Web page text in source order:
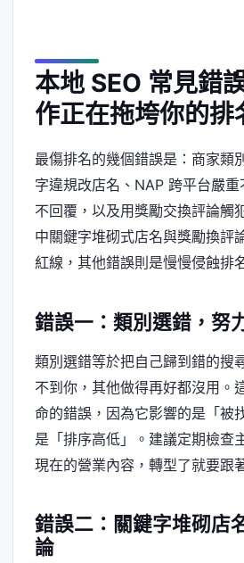
本地 SEO 常見錯
作正在拖垮你的排
最傷排名的幾個錯誤是：商家類
字違規改店名、NAP 跨平台嚴
不回覆，以及用獎勵交換評論觸
中關鍵字堆砌式店名與獎勵換評
紅線，其他錯誤則是慢慢侵蝕排
錯誤一：類別選錯，努
類別選錯等於把自己歸到錯的搜
不到你，其他做得再好都沒用。
命的錯誤，因為它影響的是「被
是「排序高低」。建議定期檢查
現在的營業內容，轉型了就要跟
錯誤二：關鍵字堆砌店
論